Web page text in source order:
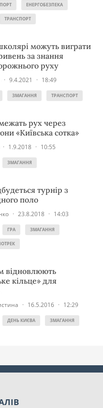
ЕНЕРГОБЕЗПЕКА
ТРАНСПОРТ
можуть виграти
за знання
руху
· 9.4.2021 · 18:49
ЗМАГАННЯ ТРАНСПОРТ
рух через
«Київська сотка»
· 1.9.2018 · 10:55
ЗМАГАННЯ
турнір з
поло
· 23.8.2018 · 14:03
ГРА ЗМАГАННЯ
відновлюють
кільце» для
· 16.5.2016 · 12:29
ДЕНЬ КИЄВА ЗМАГАННЯ